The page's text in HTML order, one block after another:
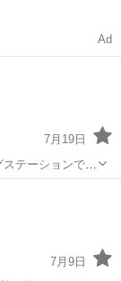
Ad
7月19日
テーションで
7月9日